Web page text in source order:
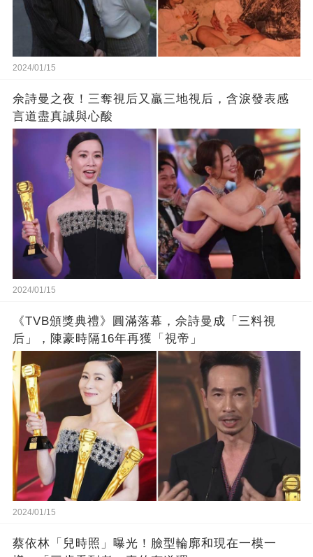
2024/01/15
佘詩曼之夜！三奪視后又贏三地視后，含淚發表感
言道盡真誠與心酸
2024/01/15
《TVB頒獎典禮》圓滿落幕，佘詩曼成「三料視
后」，陳豪時隔16年再獲「視帝」
2024/01/15
蔡依林「兒時照」曝光！臉型輪廓和現在一模一